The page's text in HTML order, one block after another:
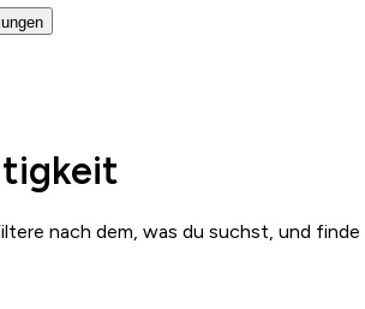
nach dem, was du suchst, und